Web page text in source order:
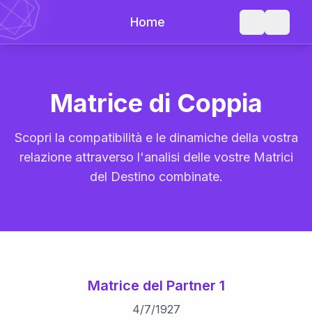
Home
Matrice di Coppia
Scopri la compatibilità e le dinamiche della vostra
relazione attraverso l'analisi delle vostre Matrici
del Destino combinate.
Matrice del Partner 1
4/7/1927